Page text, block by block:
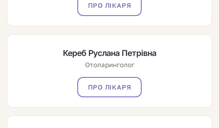
ПРО ЛІКАРЯ
Кереб Руслана Петрівна
Отоларинголог
ПРО ЛІКАРЯ